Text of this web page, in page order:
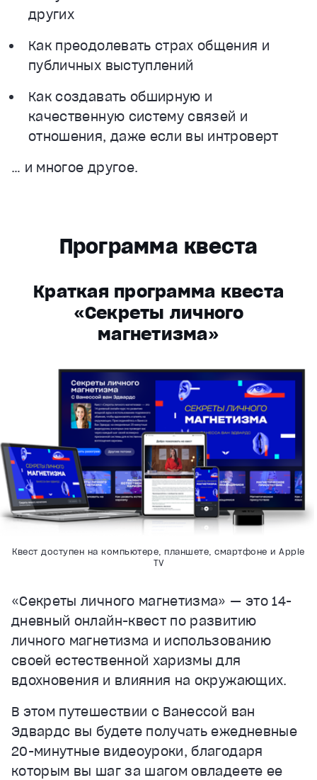
других
Как преодолевать страх общения и
публичных выступлений
Как создавать обширную и
качественную систему связей и
отношения, даже если вы интроверт
… и многое другое.
Программа квеста
Краткая программа квеста
«Секреты личного
магнетизма»
«Секреты личного магнетизма» — это 14-
дневный онлайн-квест по развитию
личного магнетизма и использованию
своей естественной харизмы для
вдохновения и влияния на окружающих.
В этом путешествии с Ванессой ван
Эдвардс вы будете получать ежедневные
20-минутные видеоуроки, благодаря
которым вы шаг за шагом овладеете ее
Квест доступен на компьютере, планшете, смартфоне и Apple
TV